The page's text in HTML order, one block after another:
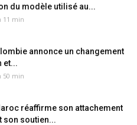
du modèle utilisé au...
11 min
annonce un changement
et...
50 min
réaffirme son attachement
son soutien...